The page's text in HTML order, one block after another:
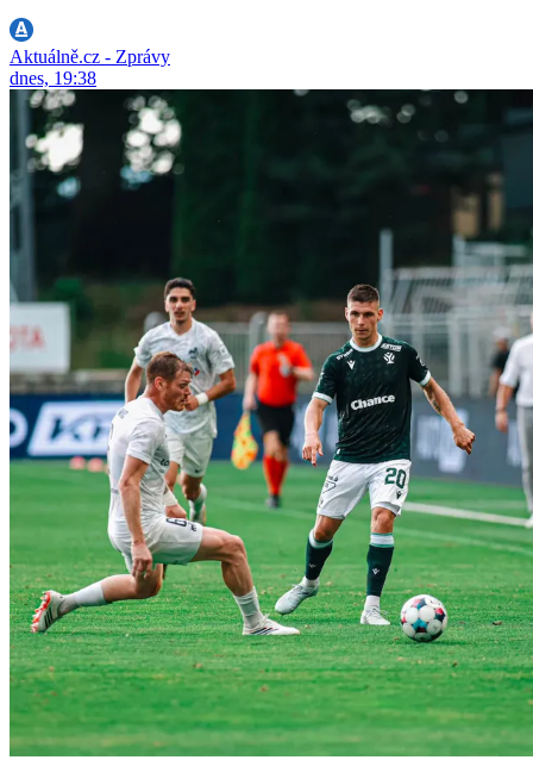
Aktuálně.cz - Zprávy
dnes, 19:38